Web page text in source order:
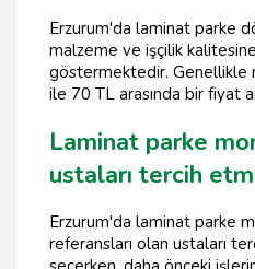
Erzurum'da laminat parke
malzeme ve işçilik
göstermektedir. Genellikle
ile 70 TL arasında bir fiyat
Laminat parke
ustaları tercih
Erzurum'da laminat parke
referansları olan ustaları